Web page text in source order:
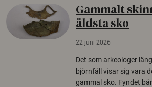
Gammalt
äldsta sko
22 juni 2026
Det som arkeologer
björnfäll visar sig vara
gammal sko. Fyndet